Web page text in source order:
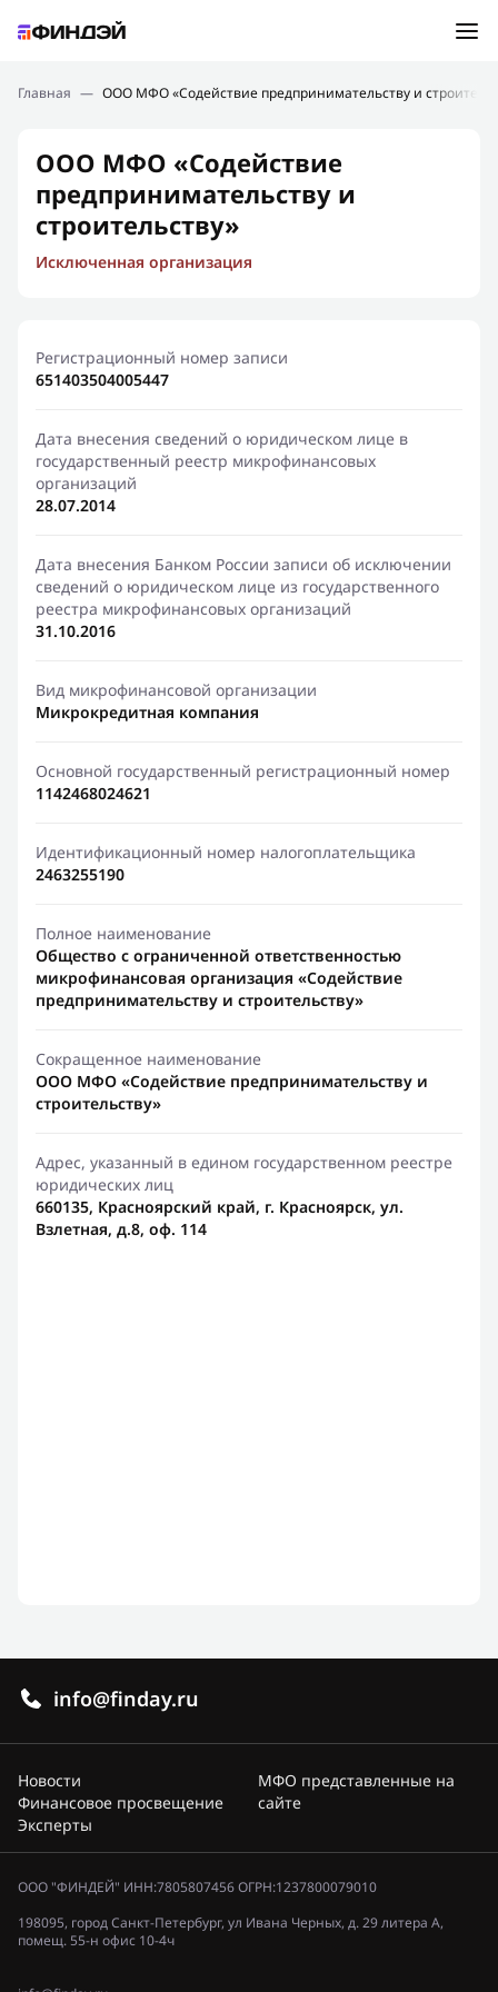
Подбор займа
Новости
Финансовое просвещение
Главная — ООО МФО «Содействие предпринимательству и
ООО МФО «Содействие
предпринимательству и
строительству»
Исключенная организация
Регистрационный номер записи
651403504005447
Дата внесения сведений о юридическом лице в
государственный реестр микрофинансовых
организаций
28.07.2014
Дата внесения Банком России записи об исключении
сведений о юридическом лице из государственного
реестра микрофинансовых организаций
31.10.2016
Вид микрофинансовой организации
Микрокредитная компания
Основной государственный регистрационный номер
1142468024621
Идентификационный номер налогоплательщика
2463255190
Полное наименование
Общество с ограниченной ответственностью
микрофинансовая организация «Содействие
предпринимательству и строительству»
Сокращенное наименование
ООО МФО «Содействие предпринимательству и
строительству»
Адрес, указанный в едином государственном реестре
юридических лиц
660135, Красноярский край, г. Красноярск, ул.
Взлетная, д.8, оф. 114
info@finday.ru
Новости
Финансовое просвещение
Эксперты
МФО представленные на
сайте
ООО "ФИНДЕЙ" ИНН:7805807456 ОГРН:1237800079010
198095, город Санкт-Петербург, ул Ивана Черных, д. 29 литера А,
помещ. 55-н офис 10-4ч
Ошибка:Контактная форма не найдена.
Спасибо, что написали нам
Мы свяжемся с Вами в ближайшее время и сообщим
результат
Отправить новый запрос